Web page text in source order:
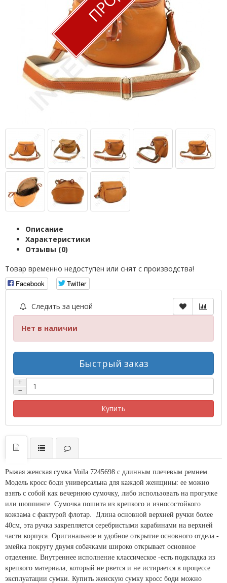
Описание
Характеристики
Отзывы (0)
Товар временно недоступен или снят с производства!
Facebook
Twitter
Следить за ценой
Нет в наличии
Быстрый заказ
+
−
Купить
Рыжая женская сумка Voila 7245698 с длинным плечевым ремнем.
Модель кросс боди универсальна для каждой женщины: ее можно
взять с собой как вечернюю сумочку, либо использовать на прогулке
или шоппинге. Сумочка пошита из крепкого и износостойкого
кожзама с фактурой флотар. Длина основной верхней ручки более
40см, эта ручка закрепляется серебристыми карабинами на верхней
части корпуса. Оригинальное и удобное открытие основного отдела -
змейка покругу двумя собачками широко открывает основное
отделение. Внутреннее исполнение классическое -есть подкладка из
крепкого материала, который не рвется и не истирается в процессе
эксплуатации сумки. Купить женскую сумку кросс боди можно